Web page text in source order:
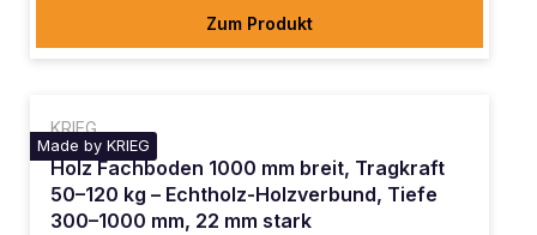
Zum Produkt
KRIEG
Made by KRIEG
Holz Fachboden 1000 mm breit, Tragkraft
50–120 kg – Echtholz-Holzverbund, Tiefe
300–1000 mm, 22 mm stark